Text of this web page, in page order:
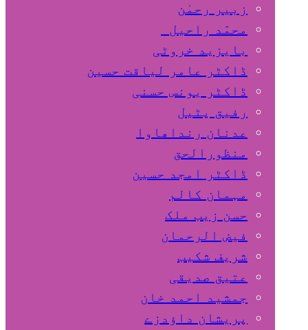
زبیر رحمٰن
محمّد راحیل
بایزید خروٹی
ڈاکٹر عامر لیاقت حسین
ڈاکٹر یونس حسنی
رفیق پٹیل
عدنان رنداھاوا
منظورالحق
ڈاکٹر امجد حسین
مہمان کالم
حسن زیب ملک
فیض الرحمان
شریف شکیب
عتیق صدیقی
جمشید احمد خان
پریشان داﺅدزے